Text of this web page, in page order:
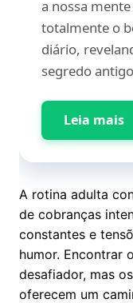
a nossa
totalmente o
diário,
segredo
Leia mais
A rotina adulta
de cobranças
constantes e
humor. Encontrar o
desafiador, mas
oferecem um